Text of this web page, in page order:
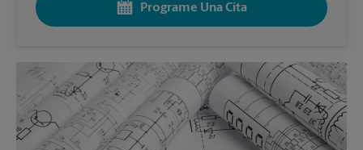
Programe Una Cita